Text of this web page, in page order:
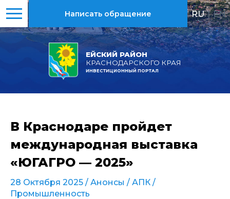
ЕЙСКИЙ РАЙОН
КРАСНОДАРСКОГО КРАЯ
ИНВЕСТИЦИОННЫЙ ПОРТАЛ
Написать обращение RU | EN
В Краснодаре пройдет
международная выставка
«ЮГАГРО — 2025»
28 Октября 2025 / Анонсы / АПК /
Промышленность